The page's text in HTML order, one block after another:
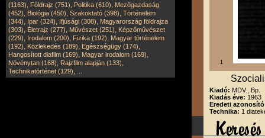
(1163), Földrajz (751), Politika (610), Mezőgazdaság
(452), Biológia (450), Szakoktató (398), Történelem
(344), Ipar (324), Ifjúsági (308), Magyarország földrajza
(303), Életrajz (277), Művészet (251), Képzőművészet
(229), Irodalom (200), Fizika (192), Magyar történelem
(192), Közlekedés (189), Egészségügy (174),
Hangosított diafilm (169), Magyar irodalom (169),
Növénytan (168), Rajzfilm alapján (133),
Technikatörténet (129),
1
Kiadó: MDV., Bp.
Kiadás éve: 1963
Eredeti
Technika: 1